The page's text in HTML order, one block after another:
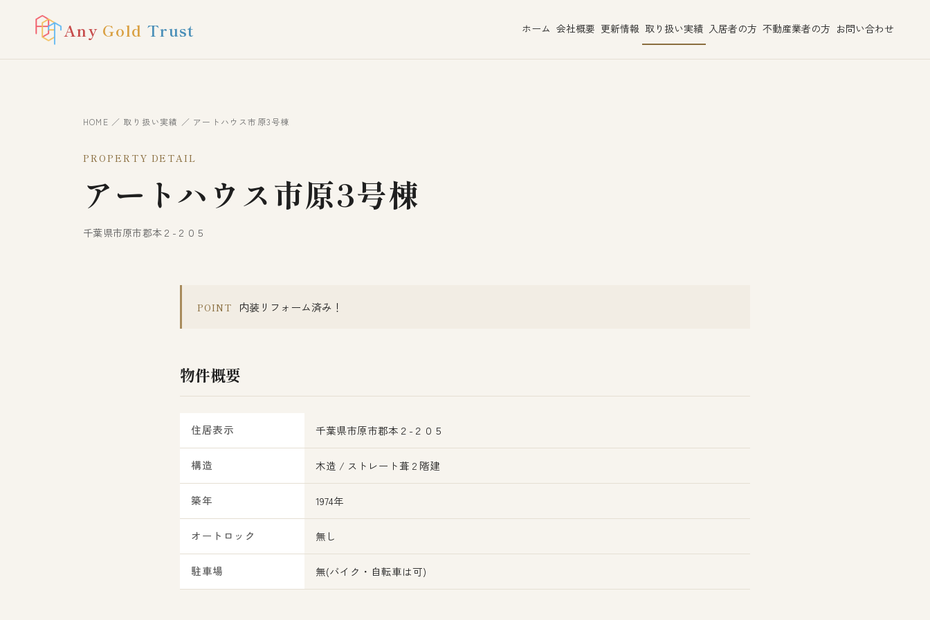
Any Gold Trust ホーム 会社概要 更新情報 取り扱い実績 入居者の方 不動産業者の方 お問い合わせ
HOME ／ 取り扱い実績 ／ アートハウス市原3号棟
PROPERTY DETAIL
アートハウス市原3号棟
千葉県市原市郡本２-２０５
POINT 内装リフォーム済み！
物件概要
住居表示 千葉県市原市郡本２-２０５
構造 木造 / ストレート葺 2 階建
築年 1974年
オートロック 無し
駐車場 無(バイク・自転車は可)